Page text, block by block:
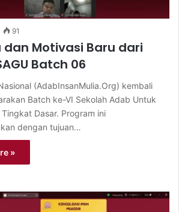
91
dan Motivasi Baru dari
Batch 06
(AdabInsanMulia.Org) kembali
Batch ke-VI Sekolah Adab Untuk
Tingkat Dasar. Program ini
dengan tujuan…
»